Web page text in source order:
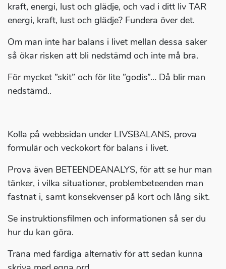
kraft, energi, lust och glädje, och vad i ditt liv TAR
energi, kraft, lust och glädje? Fundera över det.
Om man inte har balans i livet mellan dessa saker
så ökar risken att bli nedstämd och inte må bra.
För mycket ”skit” och för lite ”godis”… Då blir man
nedstämd..
Kolla på webbsidan under LIVSBALANS, prova
formulär och veckokort för balans i livet.
Prova även BETEENDEANALYS, för att se hur man
tänker, i vilka situationer, problembeteenden man
fastnat i, samt konsekvenser på kort och lång sikt.
Se instruktionsfilmen och informationen så ser du
hur du kan göra.
Träna med färdiga alternativ för att sedan kunna